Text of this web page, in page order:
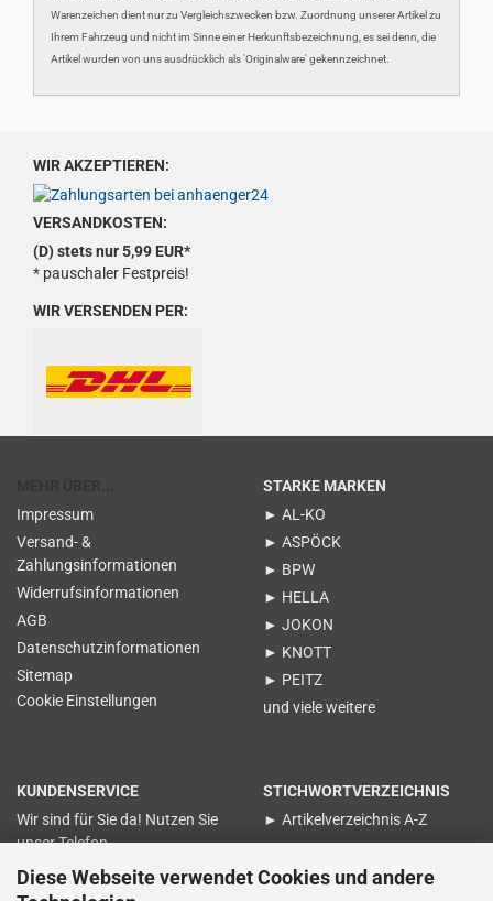
Diese Webseite verwendet Cookies und andere
Warenzeichen dient nur zu Vergleichszwecken bzw. Zuordnung unserer Artikel zu
Ihrem Fahrzeug und nicht im Sinne einer Herkunftsbezeichnung, es sei denn, die
Artikel wurden von uns ausdrücklich als 'Originalware' gekennzeichnet.
WIR AKZEPTIEREN:
VERSANDKOSTEN:
(D) stets nur 5,99 EUR*
* pauschaler Festpreis!
WIR VERSENDEN PER:
Impressum
Versand- &
Zahlungsinformationen
Widerrufsinformationen
AGB
Datenschutzinformationen
Sitemap
Cookie Einstellungen
STARKE MARKEN
► AL-KO
► ASPÖCK
► BPW
► HELLA
► JOKON
► KNOTT
► PEITZ
und viele weitere
KUNDENSERVICE
Wir sind für Sie da! Nutzen Sie
unser Telefon
STICHWORTVERZEICHNIS
► Artikelverzeichnis A-Z
KUNDENBEWERTUNGEN